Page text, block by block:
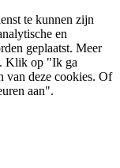
te kunnen zijn
en
geplaatst. Meer
. Klik op "Ik ga
van deze cookies. Of
aan".